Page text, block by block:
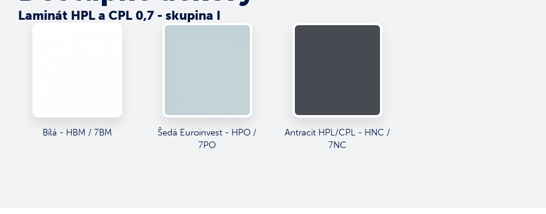
Laminát HPL a CPL 0,7 - skupina I
Bílá - HBM / 7BM
Šedá Euroinvest - HPO /
7PO
Antracit HPL/CPL - HNC /
7NC